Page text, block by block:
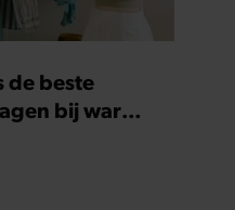
de beste
bij warm